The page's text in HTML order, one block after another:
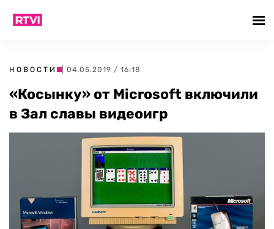
НОВОСТИ | 04.05.2019 / 16:18
«Косынку» от Microsoft включили
в Зал славы видеоигр